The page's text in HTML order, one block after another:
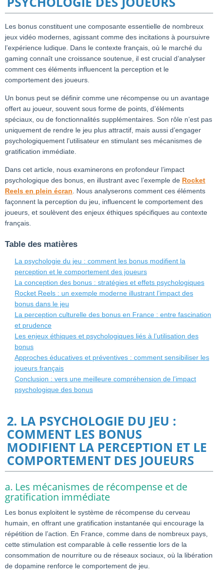
Les bonus constituent une composante essentielle de nombreux
jeux vidéo modernes, agissant comme des incitations à poursuivre
l’expérience ludique. Dans le contexte français, où le marché du
gaming connaît une croissance soutenue, il est crucial d’analyser
comment ces éléments influencent la perception et le
comportement des joueurs.
Un bonus peut se définir comme une récompense ou un avantage
offert au joueur, souvent sous forme de points, d’éléments
spéciaux, ou de fonctionnalités supplémentaires. Son rôle n’est pas
uniquement de rendre le jeu plus attractif, mais aussi d’engager
psychologiquement l’utilisateur en stimulant ses mécanismes de
gratification immédiate.
Dans cet article, nous examinerons en profondeur l’impact
psychologique des bonus, en illustrant avec l’exemple de Rocket
Reels en plein écran . Nous analyserons comment ces éléments
façonnent la perception du jeu, influencent le comportement des
joueurs, et soulèvent des enjeux éthiques spécifiques au contexte
français.
Table des matières
La psychologie du jeu : comment les bonus modifient la
perception et le comportement des joueurs
La conception des bonus : stratégies et effets psychologiques
Rocket Reels : un exemple moderne illustrant l’impact des
bonus dans le jeu
La perception culturelle des bonus en France : entre fascination
et prudence
Les enjeux éthiques et psychologiques liés à l’utilisation des
bonus
Approches éducatives et préventives : comment sensibiliser les
joueurs français
Conclusion : vers une meilleure compréhension de l’impact
psychologique des bonus
2. LA PSYCHOLOGIE DU JEU :
COMMENT LES BONUS
MODIFIENT LA PERCEPTION ET LE
COMPORTEMENT DES JOUEURS
a. Les mécanismes de récompense et de
gratification immédiate
Les bonus exploitent le système de récompense du cerveau
humain, en offrant une gratification instantanée qui encourage la
répétition de l’action. En France, comme dans de nombreux pays,
cette stimulation est comparable à celle ressentie lors de la
consommation de nourriture ou de réseaux sociaux, où la libération
de dopamine renforce le comportement de jeu.